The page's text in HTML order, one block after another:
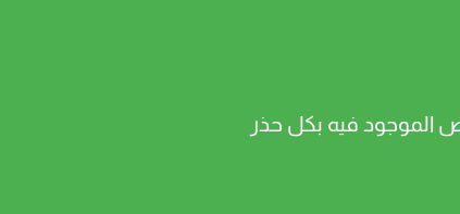
الموجود فيه بكل حذر